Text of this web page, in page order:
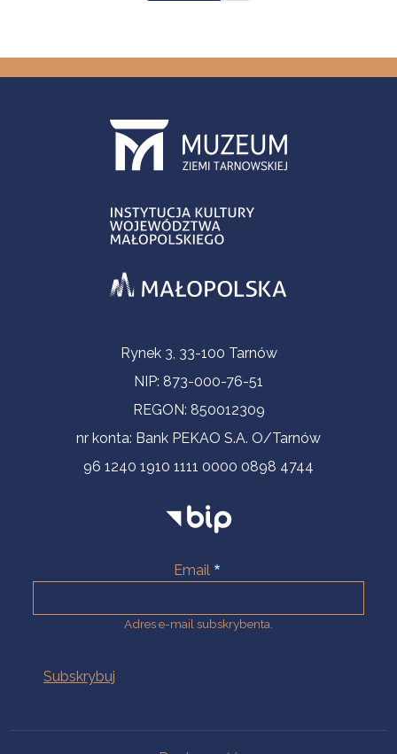
Informacje kontaktoweRynek 3, 33-100 Tarnów
NIP: 873-000-76-51
REGON: 850012309
nr konta: Bank PEKAO S.A. O/Tarnów
96 1240 1910 1111 0000 0898 4744
Email
Adres e-mail subskrybenta.